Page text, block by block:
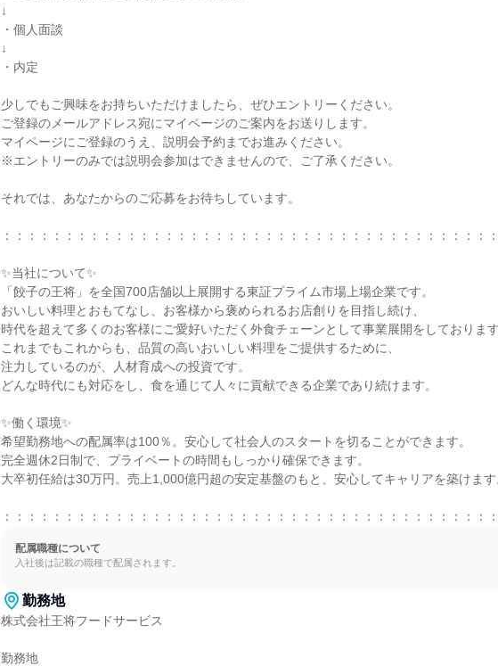
↓
・個人面談
↓
・内定
少しでもご興味をお持ちいただけましたら、ぜひエントリーください。
ご登録のメールアドレス宛にマイページのご案内をお送りします。
マイページにご登録のうえ、説明会予約までお進みください。
※エントリーのみでは説明会参加はできませんので、ご了承ください。
それでは、あなたからのご応募をお待ちしています。
：：：：：：：：：：：：：：：：：：：：：：：：：：：：：：：：：：：：：：：
✨当社について✨
「餃子の王将」を全国700店舗以上展開する東証プライム市場上場企業です。
おいしい料理とおもてなし、お客様から褒められるお店創りを目指し続け、
時代を超えて多くのお客様にご愛好いただく外食チェーンとして事業展開をしておりま
これまでもこれからも、品質の高いおいしい料理をご提供するために、
注力しているのが、人材育成への投資です。
どんな時代にも対応をし、食を通じて人々に貢献できる企業であり続けます。
✨働く環境✨
希望勤務地への配属率は100％。安心して社会人のスタートを切ることができます。
完全週休2日制で、プライベートの時間もしっかり確保できます。
大卒初任給は30万円。売上1,000億円超の安定基盤のもと、安心してキャリアを築けま
：：：：：：：：：：：：：：：：：：：：：：：：：：：：：：：：：：：：：：：
配属職種について
入社後は記載の職種で配属されます。
勤務地
株式会社王将フードサービス
勤務地